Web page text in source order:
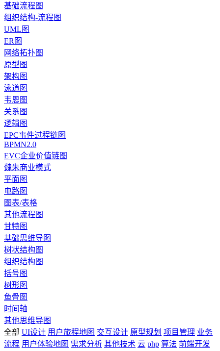
基础流程图
组织结构-流程图
UML图
ER图
网络拓扑图
原型图
架构图
泳道图
韦恩图
关系图
逻辑图
EPC事件过程链图
BPMN2.0
EVC企业价值链图
魏朱商业模式
平面图
电路图
图表/表格
其他流程图
甘特图
基础思维导图
树状结构图
组织结构图
括号图
树形图
鱼骨图
时间轴
其他思维导图
全部 UI设计 用户旅程地图 交互设计 原型规划 项目管理 业务
流程 用户体验地图 需求分析 其他技术 云 php 算法 前端开发